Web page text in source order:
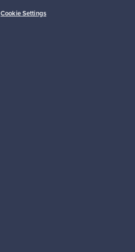
Cookie Settings